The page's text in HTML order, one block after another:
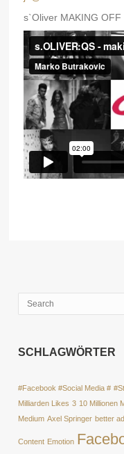
s`Oliver MAKING OFF
SCHLAGWÖRTER
#Facebook #Social Media #
Milliarden Likes 3 10 Millionen
Medium Axel Springer better
Content Emotion